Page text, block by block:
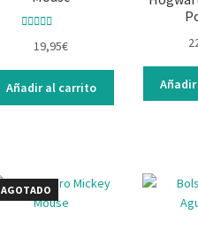
5.00de 5
19,95€
Añadir al carrito
AGOTADO